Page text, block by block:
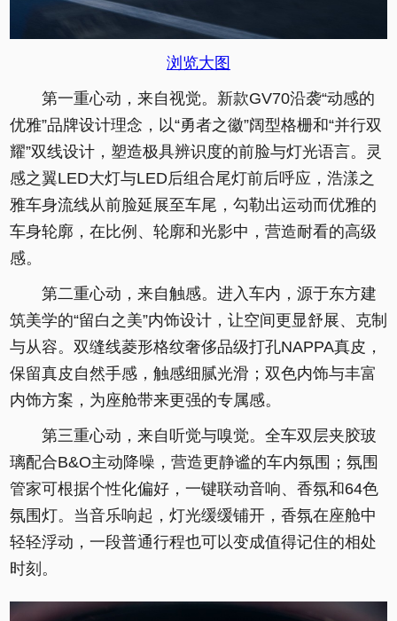
浏览大图
第一重心动，来自视觉。新款GV70沿袭“动感的
优雅”品牌设计理念，以“勇者之徽”阔型格栅和“并行双
耀”双线设计，塑造极具辨识度的前脸与灯光语言。灵
感之翼LED大灯与LED后组合尾灯前后呼应，浩漾之
雅车身流线从前脸延展至车尾，勾勒出运动而优雅的
车身轮廓，在比例、轮廓和光影中，营造耐看的高级
感。
第二重心动，来自触感。进入车内，源于东方建
筑美学的“留白之美”内饰设计，让空间更显舒展、克制
与从容。双缝线菱形格纹奢侈品级打孔NAPPA真皮，
保留真皮自然手感，触感细腻光滑；双色内饰与丰富
内饰方案，为座舱带来更强的专属感。
第三重心动，来自听觉与嗅觉。全车双层夹胶玻
璃配合B&O主动降噪，营造更静谧的车内氛围；氛围
管家可根据个性化偏好，一键联动音响、香氛和64色
氛围灯。当音乐响起，灯光缓缓铺开，香氛在座舱中
轻轻浮动，一段普通行程也可以变成值得记住的相处
时刻。